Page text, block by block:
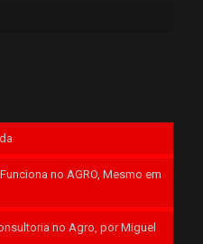
no AGRO, Mesmo em
no Agro, por Miguel